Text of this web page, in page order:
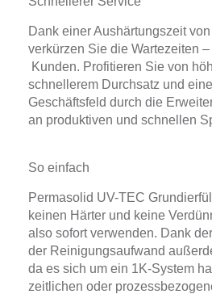
Dank einer Aushärtungszeit
verkürzen Sie die Wartezeiten
Kunden. Profitieren Sie von
schnellerem Durchsatz und
Geschäftsfeld durch die
an produktiven und schnellen
So einfach
Permasolid UV-TEC
keinen Härter und keine
also sofort verwenden. Dank
der Reinigungsaufwand
da es sich um ein 1K-System
zeitlichen oder